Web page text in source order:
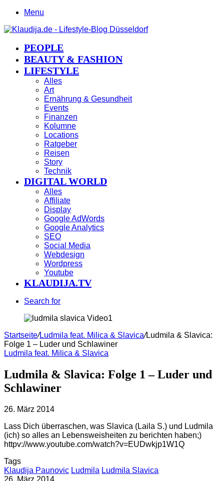
Menu
PEOPLE
BEAUTY & FASHION
LIFESTYLE
Alles
Art
Ernährung & Gesundheit
Events
Finanzen
Kolumne
Locations
Ratgeber
Reisen
Story
Technik
DIGITAL WORLD
Alles
Affiliate
Display
Google AdWords
Google Analytics
SEO
Social Media
Webdesign
Wordpress
Youtube
KLAUDIJA.TV
Search for
Startseite/Ludmila feat. Milica & Slavica/Ludmila & Slavica:
Folge 1 – Luder und Schlawiner
Ludmila feat. Milica & Slavica
Ludmila & Slavica: Folge 1 – Luder und
Schlawiner
26. März 2014
Lass Dich überraschen, was Slavica (Laila S.) und Ludmila
(ich) so alles an Lebensweisheiten zu berichten haben;)
httpv://www.youtube.com/watch?v=EUDwkjp1W1Q
Tags
Klaudija Paunovic Ludmila Ludmila Slavica
26. März 2014